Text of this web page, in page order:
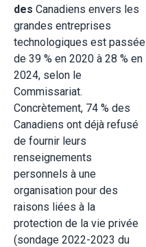
des Canadiens envers les
grandes entreprises
technologiques est passée
de 39 % en 2020 à 28 % en
2024, selon le
Commissariat.
Concrètement, 74 % des
Canadiens ont déjà refusé
de fournir leurs
renseignements
personnels à une
organisation pour des
raisons liées à la
protection de la vie privée
(sondage 2022-2023 du